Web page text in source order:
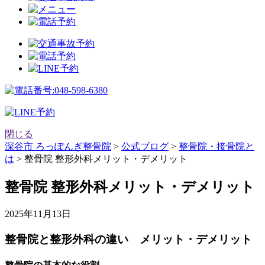
閉じる
深谷市 ろっぽんぎ整骨院 > 公式ブログ > 整骨院・接骨院と
は > 整骨院 整形外科メリット・デメリット
整骨院 整形外科メリット・デメリット
2025年11月13日
整骨院と整形外科の違い メリット・デメリット